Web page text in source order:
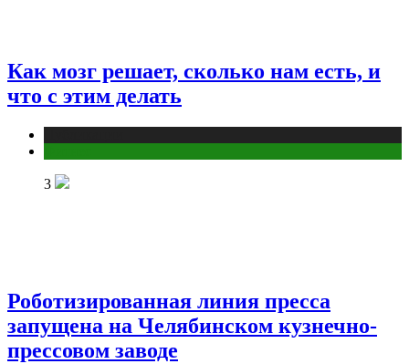
Как мозг решает, сколько нам есть, и
что с этим делать
3
Роботизированная линия пресса
запущена на Челябинском кузнечно-
прессовом заводе